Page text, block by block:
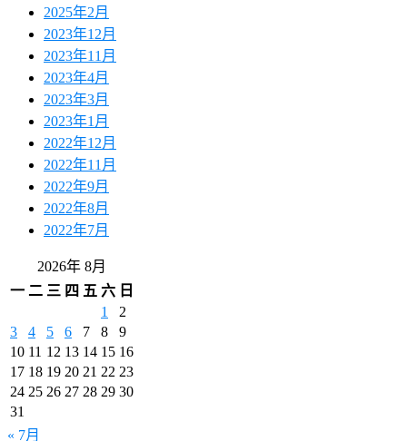
2025年2月
2023年12月
2023年11月
2023年4月
2023年3月
2023年1月
2022年12月
2022年11月
2022年9月
2022年8月
2022年7月
2026年 8月
一 二 三 四 五 六 日
1
2
3
4 5 6 7 8
9
10 11 12 13 14 15 16
17 18 19 20 21 22 23
24 25 26 27 28 29 30
31
« 7月